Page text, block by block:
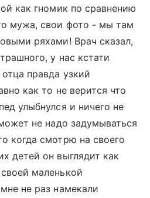
как гномик по сравнению
мужа, свои фото - мы там
ряхами! Врач сказал,
у нас кстати
правда узкий
как то не верится что
улыбнулся и ничего не
не надо задумываться
когда смотрю на своего
детей он выглядит как
маленькой
не раз намекали